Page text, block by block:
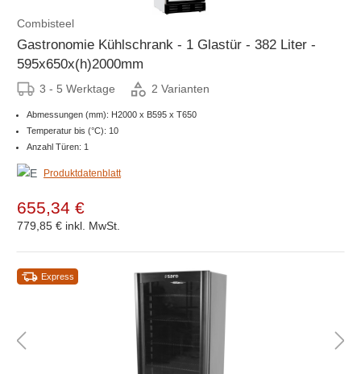
Combisteel
Gastronomie Kühlschrank - 1 Glastür - 382 Liter -
595x650x(h)2000mm
3 - 5 Werktage 2 Varianten
Abmessungen (mm): H2000 x B595 x T650
Temperatur bis (°C): 10
Anzahl Türen: 1
Produktdatenblatt
655,34 €
779,85 € inkl. MwSt.
Express